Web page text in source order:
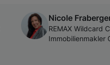
Nicole
REMAX Wildcard
Immobilienmakler